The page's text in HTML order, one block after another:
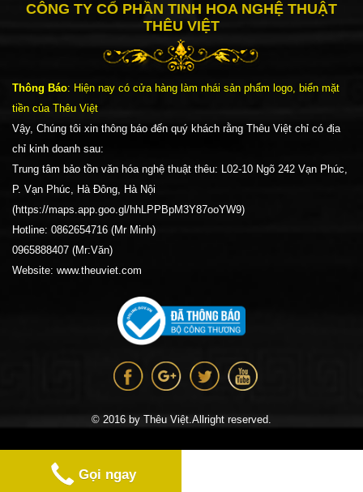
CÔNG TY CỔ PHẦN TINH HOA NGHỆ THUẬT
THÊU VIỆT
Thông Báo: Hiện nay có cửa hàng làm nhái sản phẩm logo, biển mặt
tiền của Thêu Việt
Vậy, Chúng tôi xin thông báo đến quý khách rằng Thêu Việt chỉ có địa
chỉ kinh doanh sau:
Trung tâm bảo tồn văn hóa nghệ thuật thêu: L02-10 Ngõ 242 Vạn Phúc,
P. Vạn Phúc, Hà Đông, Hà Nội
(https://maps.app.goo.gl/hhLPPBpM3Y87ooYW9)
Hotline: 0862654716 (Mr Minh)
0965888407 (Mr:Văn)
Website: www.theuviet.com
© 2016 by Thêu Việt.Allright reserved.
Gọi ngay